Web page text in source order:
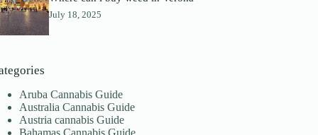
July 18, 2025
Aruba Cannabis Guide
Australia Cannabis Guide
Austria cannabis Guide
Bahamas Cannabis Guide